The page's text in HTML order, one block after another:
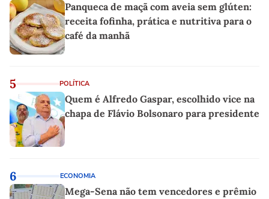
Panqueca de maçã com aveia sem glúten:
receita fofinha, prática e nutritiva para o
café da manhã
5 POLÍTICA
Quem é Alfredo Gaspar, escolhido vice na
chapa de Flávio Bolsonaro para presidente
6 ECONOMIA
Mega-Sena não tem vencedores e prêmio